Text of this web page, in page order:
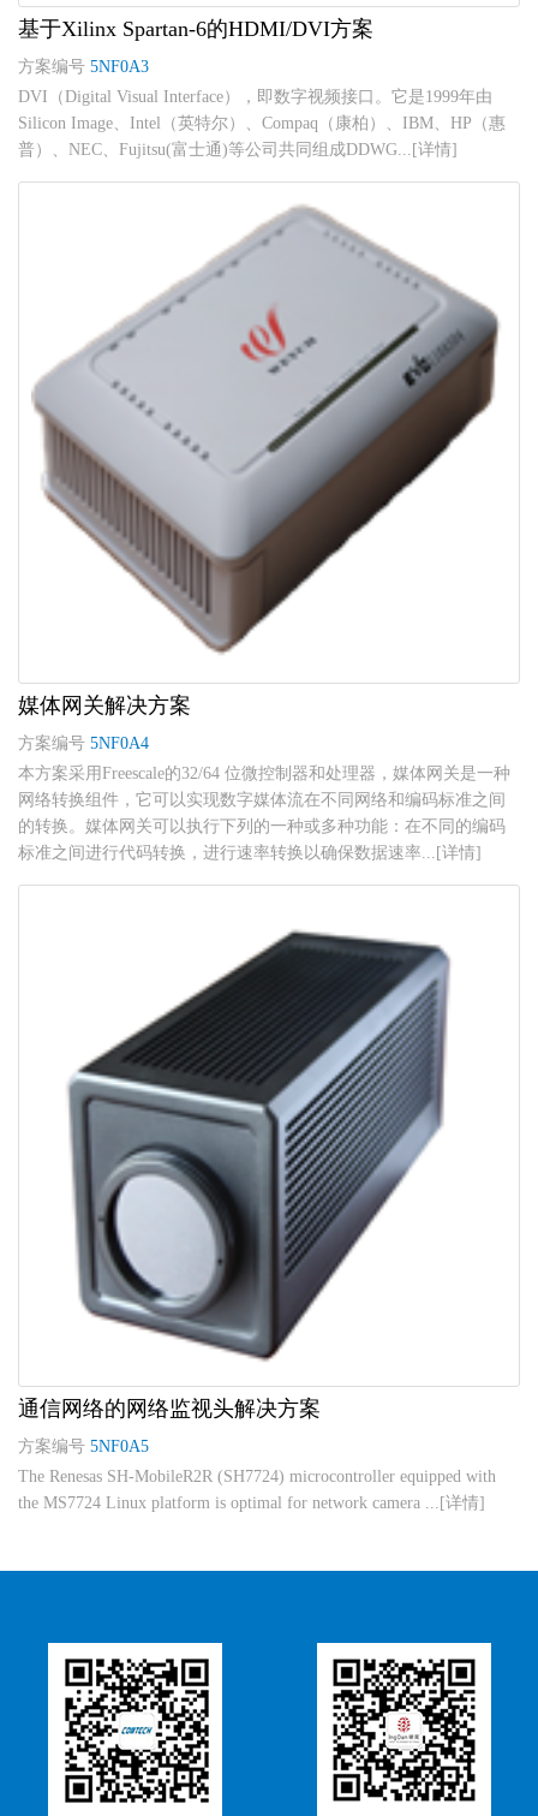
基于Xilinx Spartan-6的HDMI/DVI方案
方案编号 5NF0A3
DVI（Digital Visual Interface），即数字视频接口。它是1999年由
Silicon Image、Intel（英特尔）、Compaq（康柏）、IBM、HP（惠
普）、NEC、Fujitsu(富士通)等公司共同组成DDWG...[详情]
媒体网关解决方案
方案编号 5NF0A4
本方案采用Freescale的32/64 位微控制器和处理器，媒体网关是一种
网络转换组件，它可以实现数字媒体流在不同网络和编码标准之间
的转换。媒体网关可以执行下列的一种或多种功能：在不同的编码
标准之间进行代码转换，进行速率转换以确保数据速率...[详情]
通信网络的网络监视头解决方案
方案编号 5NF0A5
The Renesas SH-MobileR2R (SH7724) microcontroller equipped with
the MS7724 Linux platform is optimal for network camera ...[详情]